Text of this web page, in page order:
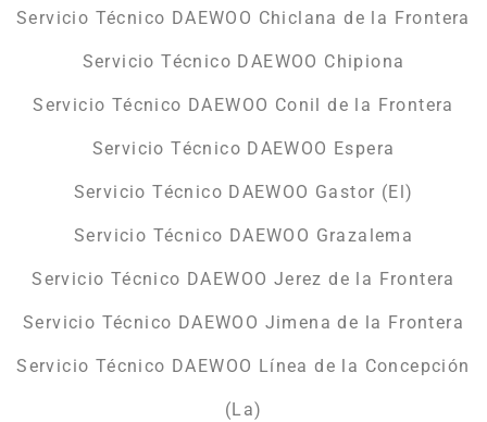
Servicio Técnico DAEWOO Chiclana de la Frontera
Servicio Técnico DAEWOO Chipiona
Servicio Técnico DAEWOO Conil de la Frontera
Servicio Técnico DAEWOO Espera
Servicio Técnico DAEWOO Gastor (El)
Servicio Técnico DAEWOO Grazalema
Servicio Técnico DAEWOO Jerez de la Frontera
Servicio Técnico DAEWOO Jimena de la Frontera
Servicio Técnico DAEWOO Línea de la Concepción
(La)